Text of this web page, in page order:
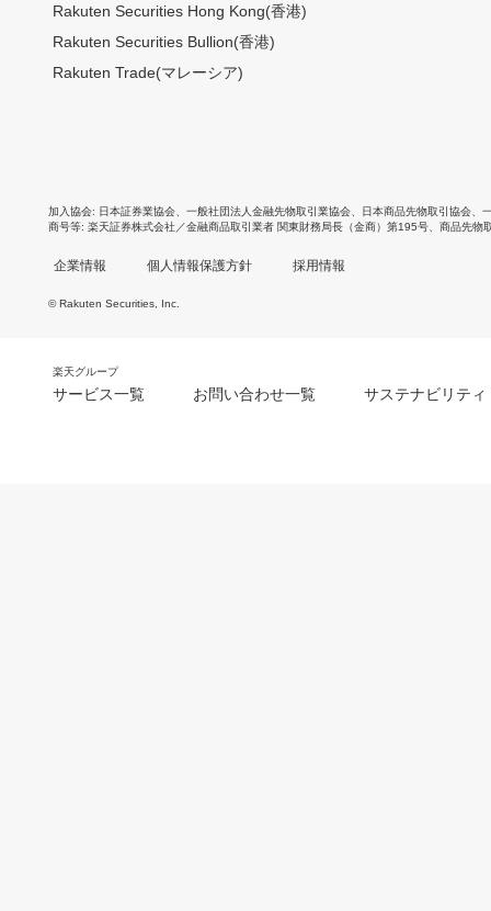
Rakuten Securities Hong Kong(香港)
Rakuten Securities Bullion(香港)
Rakuten Trade(マレーシア)
加入協会 日本証券業協会 一般社団法人金融先物取引業協会 日本商品先物取引協会
商号等 楽天証券株式会社／金融商品取引業者 関東財務局長（金商）第195号、商品先物
企業情報 個人情報保護方針 採用情報
© Rakuten Securities, Inc.
楽天グループ
サービス一覧 お問い合わせ一覧 サステナビリティ